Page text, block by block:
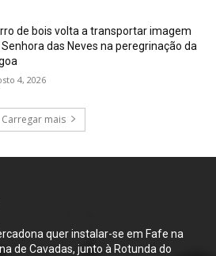
de bois volta a transportar imagem
das Neves na peregrinação da
4, 2026
Carregar mais
quer instalar-se em Fafe na
de Cavadas, junto à Rotunda do